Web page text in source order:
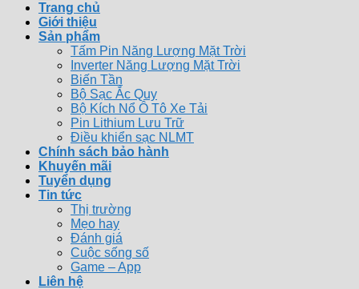
Trang chủ
Giới thiệu
Sản phẩm
Tấm Pin Năng Lượng Mặt Trời
Inverter Năng Lượng Mặt Trời
Biến Tần
Bộ Sạc Ắc Quy
Bộ Kích Nổ Ô Tô Xe Tải
Pin Lithium Lưu Trữ
Điều khiển sạc NLMT
Chính sách bảo hành
Khuyến mãi
Tuyển dụng
Tin tức
Thị trường
Mẹo hay
Đánh giá
Cuộc sống số
Game – App
Liên hệ